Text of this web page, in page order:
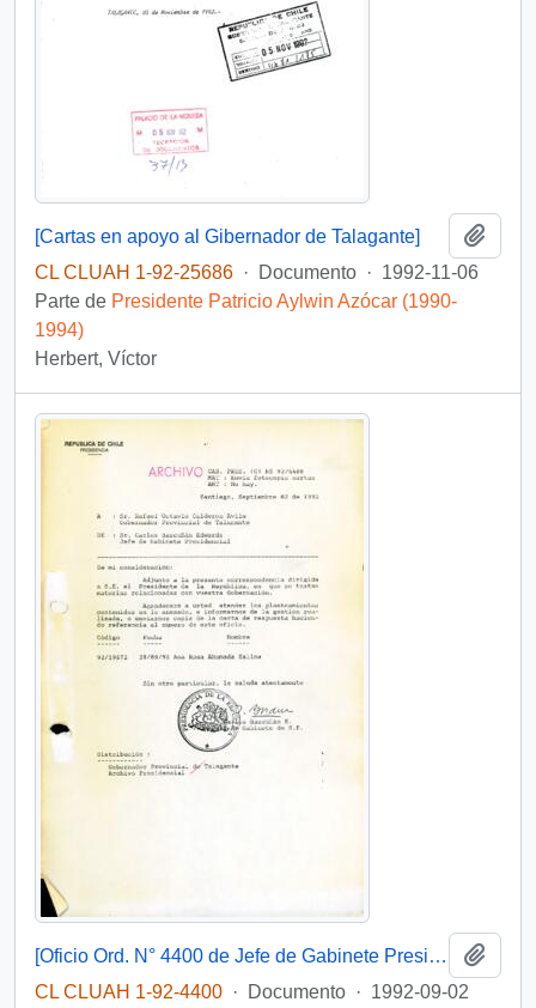
[Cartas en apoyo al Gibernador de Talagante]
CL CLUAH 1-92-25686 · Documento · 1992-11-06
Parte de Presidente Patricio Aylwin Azócar (1990-
1994)
Herbert, Víctor
[Oficio Ord. N° 4400 de Jefe de Gabinete Presidencial, remite copia de carta]
CL CLUAH 1-92-4400 · Documento · 1992-09-02